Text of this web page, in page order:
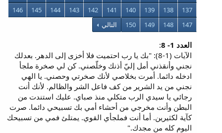
137
138
139
140
141
142
143
144
145
146
147
148
149
150 التالي
العدد 1- 8
:
الآيات (1-8): "بك يا رب احتميت فلا أخزى إلى الدهر. بعدلك
نجني وأنقذني أمل إليّ أذنك وخلّصني. كن لي صخرة ملجأ
ادخله دائما. أمرت بخلاصي لأنك صخرتي وحصني. يا الهي
نجني من يد الشرير من كف فاعل الشر والظالم. لأنك أنت
رجائي يا سيدي الرب متكلي منذ صباي. عليك استندت من
البطن وأنت مخرجي من أحشاء أمي بك تسبيحي دائما. صرت
كآية لكثيرين. أما أنت فملجأي القوي. يمتلئ فمي من تسبيحك
اليوم كله من مجدك."